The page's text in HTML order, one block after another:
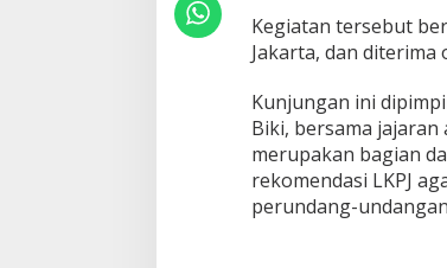
s
u
L
K
P
J
D
P
Kegiatan tersebut
Jakarta, dan diterima
Kunjungan ini
Biki, bersama
merupakan bagian
rekomendasi LKPJ
perundang-